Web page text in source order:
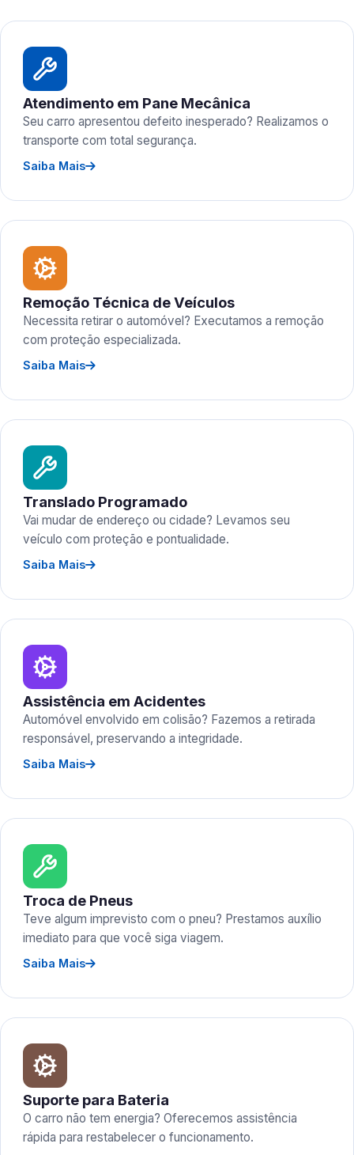
Atendimento em Pane Mecânica
Seu carro apresentou defeito inesperado? Realizamos o
transporte com total segurança.
Saiba Mais
Remoção Técnica de Veículos
Necessita retirar o automóvel? Executamos a remoção
com proteção especializada.
Saiba Mais
Translado Programado
Vai mudar de endereço ou cidade? Levamos seu
veículo com proteção e pontualidade.
Saiba Mais
Assistência em Acidentes
Automóvel envolvido em colisão? Fazemos a retirada
responsável, preservando a integridade.
Saiba Mais
Troca de Pneus
Teve algum imprevisto com o pneu? Prestamos auxílio
imediato para que você siga viagem.
Saiba Mais
Suporte para Bateria
O carro não tem energia? Oferecemos assistência
rápida para restabelecer o funcionamento.